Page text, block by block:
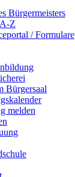
Bürgermeisters
Z
/ Formulare
Bürgersaal
melden